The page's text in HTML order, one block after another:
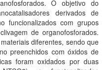
O objetivo do
derivados de
funcionalizados com grupos
de organofosforados.
diferentes, sendo que
preenchidos com óxidos de
foram oxidados por duas